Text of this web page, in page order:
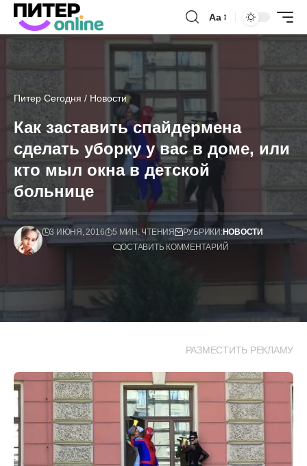
Аа
Питер Сегодня / Новости
Как заставить спайдермена
сделать уборку у вас в доме, или
кто мыл окна в детской
больнице
3 ИЮНЯ, 2016 5 МИН. ЧТЕНИЯ РУБРИКИ:НОВОСТИ
ОСТАВИТЬ КОММЕНТАРИЙ
РАЗМЕСТИТЬ РЕКЛАМУ